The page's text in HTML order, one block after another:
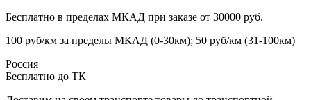
Бесплатно в пределах МКАД при заказе от 30000 руб.
100 руб/км за пределы МКАД (0-30км); 50 руб/км (31-100км)
Россия
Бесплатно до ТК